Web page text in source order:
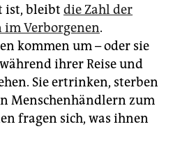
ist, bleibt die Zahl der
im Verborgenen.
kommen um – oder sie
ihrer Reise und
Sie ertrinken, sterben
Menschenhändlern zum
fragen sich, was ihnen